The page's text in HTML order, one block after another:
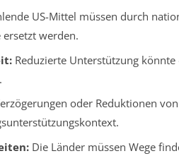
US-Mittel müssen durch
werden.
Reduzierte Unterstützung könnte
oder Reduktionen
Die Länder müssen Wege